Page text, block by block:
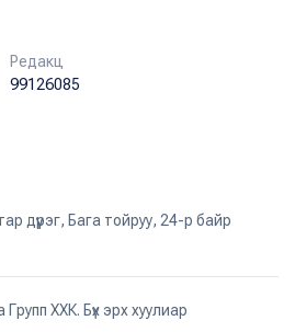
Редакц
99126085
дүүрэг, Бага тойруу, 24-р байр
ХХК. Бүх эрх хуулиар